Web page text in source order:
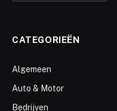
CATEGORIEËN
Algemeen
Auto & Motor
Bedrijven